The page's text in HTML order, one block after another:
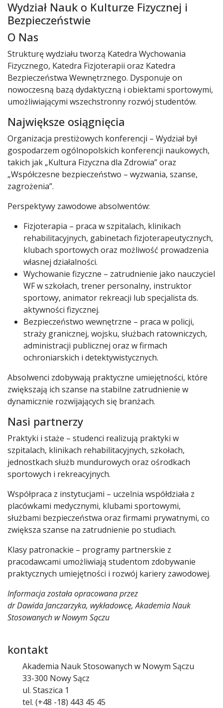
Wydział Nauk o Kulturze Fizycznej i
Bezpieczeństwie
O Nas
Strukturę wydziału tworzą Katedra Wychowania
Fizycznego, Katedra Fizjoterapii oraz Katedra
Bezpieczeństwa Wewnętrznego. Dysponuje on
nowoczesną bazą dydaktyczną i obiektami sportowymi,
umożliwiającymi wszechstronny rozwój studentów.
Największe osiągnięcia
Organizacja prestiżowych konferencji – Wydział był
gospodarzem ogólnopolskich konferencji naukowych,
takich jak „Kultura Fizyczna dla Zdrowia” oraz
„Współczesne bezpieczeństwo – wyzwania, szanse,
zagrożenia”.
Perspektywy zawodowe absolwentów:
Fizjoterapia – praca w szpitalach, klinikach
rehabilitacyjnych, gabinetach fizjoterapeutycznych,
klubach sportowych oraz możliwość prowadzenia
własnej działalności.
Wychowanie fizyczne – zatrudnienie jako nauczyciel
WF w szkołach, trener personalny, instruktor
sportowy, animator rekreacji lub specjalista ds.
aktywności fizycznej.
Bezpieczeństwo wewnętrzne – praca w policji,
straży granicznej, wojsku, służbach ratowniczych,
administracji publicznej oraz w firmach
ochroniarskich i detektywistycznych.
Absolwenci zdobywają praktyczne umiejętności, które
zwiększają ich szanse na stabilne zatrudnienie w
dynamicznie rozwijających się branżach.
Nasi partnerzy
Praktyki i staże – studenci realizują praktyki w
szpitalach, klinikach rehabilitacyjnych, szkołach,
jednostkach służb mundurowych oraz ośrodkach
sportowych i rekreacyjnych.
Współpraca z instytucjami – uczelnia współdziała z
placówkami medycznymi, klubami sportowymi,
służbami bezpieczeństwa oraz firmami prywatnymi, co
zwiększa szanse na zatrudnienie po studiach.
Klasy patronackie – programy partnerskie z
pracodawcami umożliwiają studentom zdobywanie
praktycznych umiejętności i rozwój kariery zawodowej.
Informacja została opracowana przez
dr Dawida Janczarzyka, wykładowcę, Akademia Nauk
Stosowanych w Nowym Sączu
kontakt
Akademia Nauk Stosowanych w Nowym Sączu
33-300 Nowy Sącz
ul. Staszica 1
tel. (+48 -18) 443 45 45